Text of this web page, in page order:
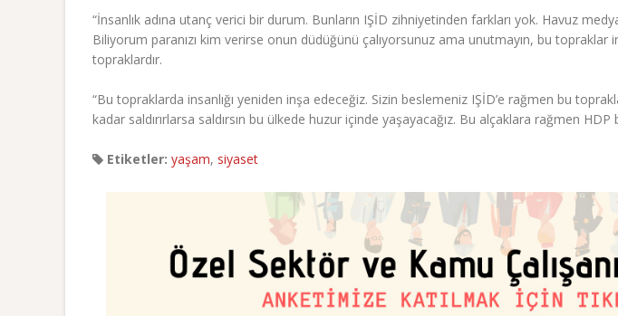
“İnsanlık adına utanç verici bir durum. Bunların IŞİD zihniyetinden farkları yok. Havuz
Biliyorum paranızı kim verirse onun düdüğünü çalıyorsunuz ama unutmayın, bu topraklar
topraklardır.
“Bu topraklarda insanlığı yeniden inşa edeceğiz. Sizin beslemeniz IŞİD’e rağmen bu
kadar saldırırlarsa saldırsın bu ülkede huzur içinde yaşayacağız. Bu alçaklara rağmen HDP
Etiketler: yaşam, siyaset